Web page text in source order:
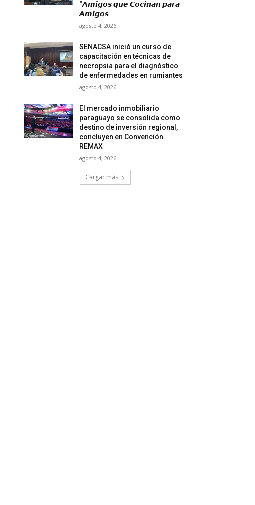
“𝘼𝙢𝙞𝙜𝙤𝙨 𝙦𝙪𝙚 𝘾𝙤𝙘𝙞𝙣𝙖𝙣 𝙥𝙖𝙧𝙖
𝘼𝙢𝙞𝙜𝙤𝙨
agosto 4, 2026
SENACSA inició un curso de
capacitación en técnicas de
necropsia para el diagnóstico
de enfermedades en rumiantes
agosto 4, 2026
El mercado inmobiliario
paraguayo se consolida como
destino de inversión regional,
concluyen en Convención
REMAX
agosto 4, 2026
Cargar más